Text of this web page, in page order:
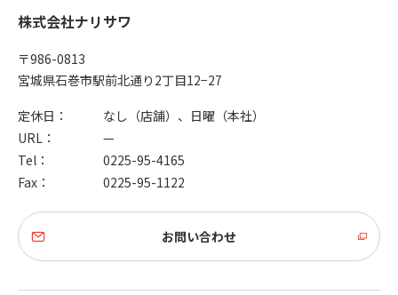
株式会社ナリサワ
〒986-0813
宮城県石巻市駅前北通り2丁目12−27
定休日：
なし（店舗）、日曜（本社）
URL：
—
Tel：
0225-95-4165
Fax：
0225-95-1122
お問い合わせ